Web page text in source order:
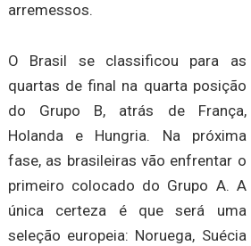
arremessos.
O Brasil se classificou para as
quartas de final na quarta posição
do Grupo B, atrás de França,
Holanda e Hungria. Na próxima
fase, as brasileiras vão enfrentar o
primeiro colocado do Grupo A. A
única certeza é que será uma
seleção europeia: Noruega, Suécia